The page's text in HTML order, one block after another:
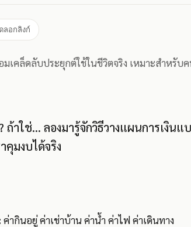
ลอกลิงก์
เคล็ดลับประยุกต์ใช้ในชีวิตจริง เหมาะสำหรับ
ถ้าใช่… ลองมารู้จักวิธีวางแผนการเงินแ
คุมงบได้จริง
ค่ากินอยู่ ค่าเช่าบ้าน ค่าน้ำ ค่าไฟ ค่าเดินทาง